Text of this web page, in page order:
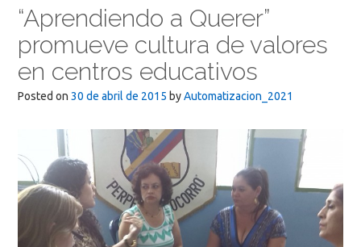
“Aprendiendo a Querer”
promueve cultura de valores
en centros educativos
Posted on 30 de abril de 2015 byAutomatizacion_2021